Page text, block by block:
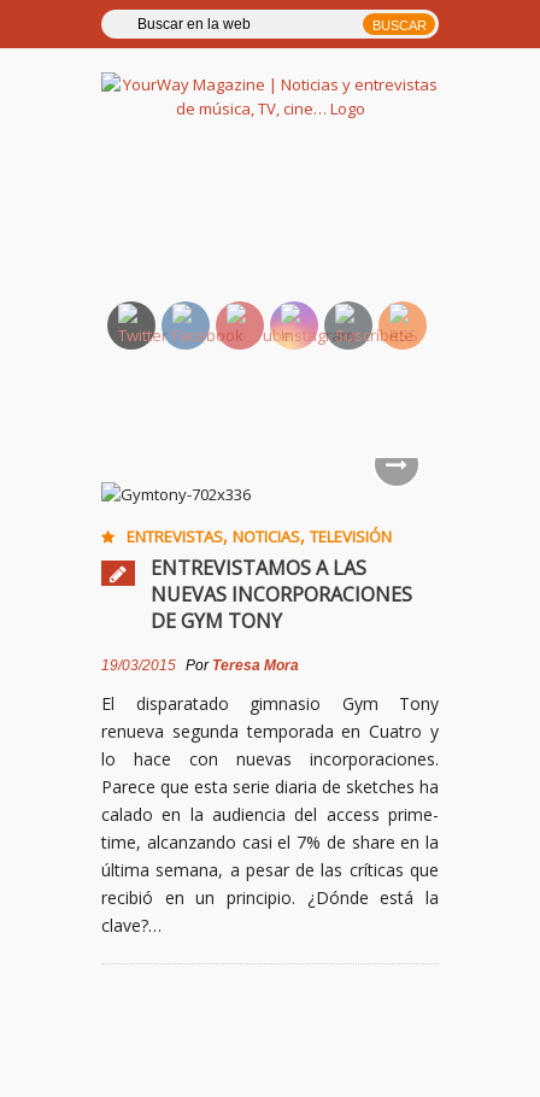
ENTREVISTAS, NOTICIAS, TELEVISIÓN
ENTREVISTAMOS A LAS
NUEVAS INCORPORACIONES
DE GYM TONY
19/03/2015 Por Teresa Mora
El disparatado gimnasio Gym Tony
renueva segunda temporada en Cuatro y
lo hace con nuevas incorporaciones.
Parece que esta serie diaria de sketches ha
calado en la audiencia del access prime-
time, alcanzando casi el 7% de share en la
última semana, a pesar de las críticas que
recibió en un principio. ¿Dónde está la
clave?…